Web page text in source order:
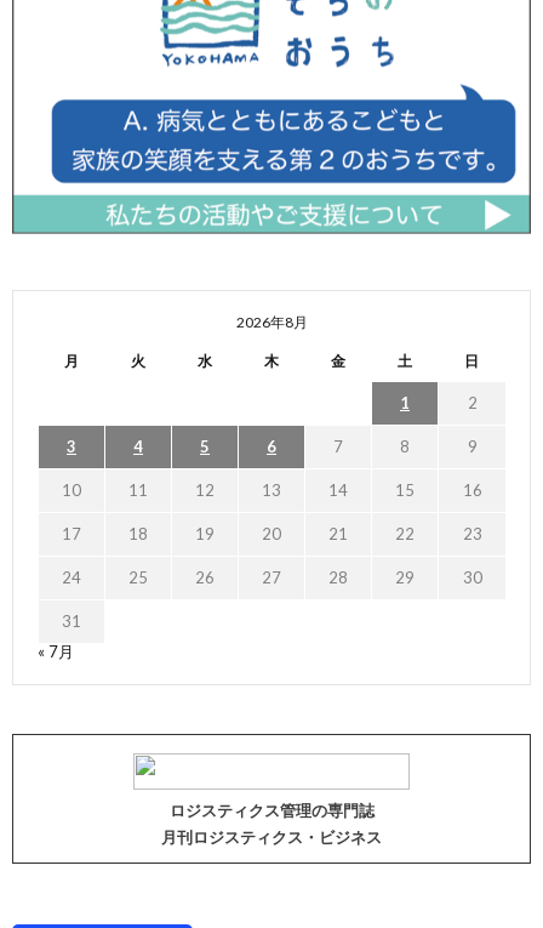
2026年8月
月 火 水 木 金 土 日
1 2
3 4 5 6 7 8 9
10 11 12 13 14 15 16
17 18 19 20 21 22 23
24 25 26 27 28 29 30
31
« 7月
ロジスティクス管理の専門誌
月刊ロジスティクス・ビジネス